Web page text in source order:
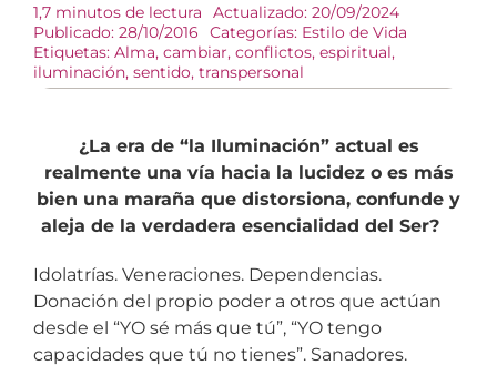
1,7 minutos de lectura
Actualizado: 20/09/2024
Publicado: 28/10/2016
Categorías: Estilo de Vida
Etiquetas: Alma, cambiar, conflictos, espiritual,
iluminación, sentido, transpersonal
¿La era de “la Iluminación” actual es
realmente una vía hacia la lucidez o es más
bien una maraña que distorsiona, confunde y
aleja de la verdadera esencialidad del Ser?
Idolatrías. Veneraciones. Dependencias.
Donación del propio poder a otros que actúan
desde el “YO sé más que tú”, “YO tengo
capacidades que tú no tienes”. Sanadores.